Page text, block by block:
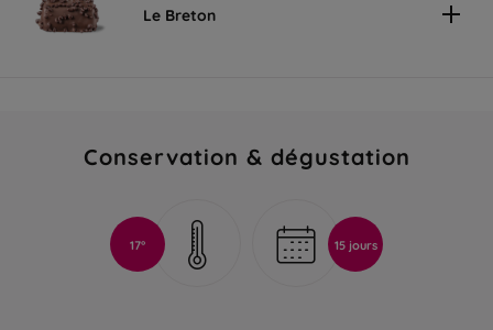
Le Breton
Conservation & dégustation
17° 15 jours